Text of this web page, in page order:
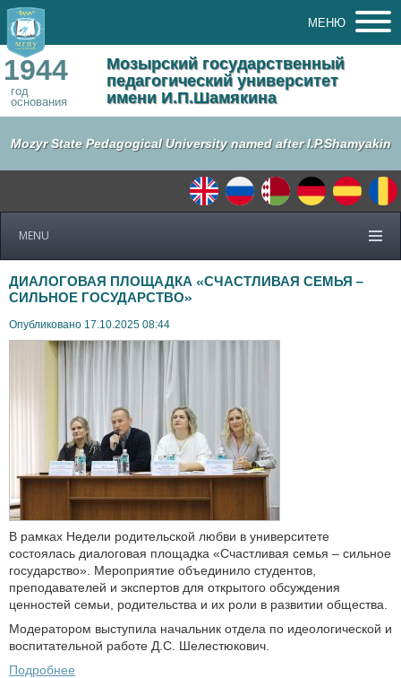
МЕНЮ
1944
год
основания
Мозырский государственный
педагогический университет
имени И.П.Шамякина
Mozyr State Pedagogical University named after I.P.Shamyakin
MENU
ДИАЛОГОВАЯ ПЛОЩАДКА «СЧАСТЛИВАЯ СЕМЬЯ –
СИЛЬНОЕ ГОСУДАРСТВО»
Опубликовано 17.10.2025 08:44
В рамках Недели родительской любви в университете
состоялась диалоговая площадка «Счастливая семья – сильное
государство». Мероприятие объединило студентов,
преподавателей и экспертов для открытого обсуждения
ценностей семьи, родительства и их роли в развитии общества.
Модератором выступила начальник отдела по идеологической и
воспитательной работе Д.С. Шелестюкович.
Подробнее